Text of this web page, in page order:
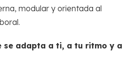
modular y orientada al
se adapta a ti, a tu ritmo y a